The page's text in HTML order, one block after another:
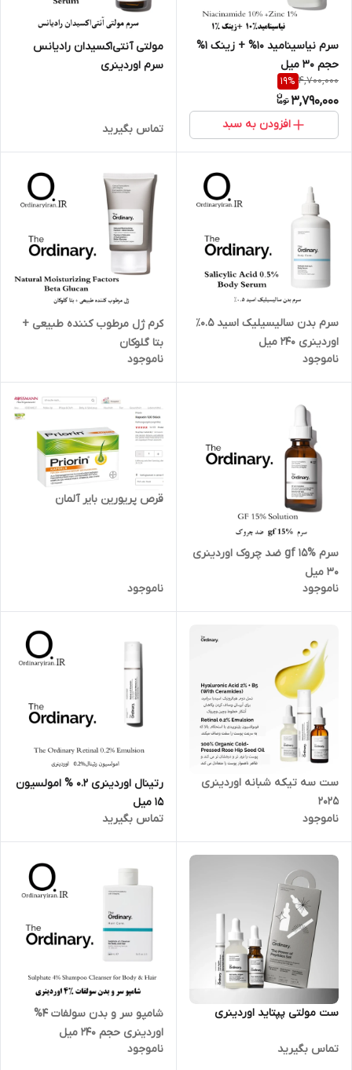
سرم نیاسینامید 10% + زینک 1%
حجم 30 میل
4,700,000
19%
3,790,000
افزودن به سبد
مولتی آنتی‌اکسیدان رادیانس
سرم اوردینری
تماس بگیرید
سرم بدن سالیسیلیک اسید ۰.۵٪
اوردینری 240 میل
ناموجود
کرم ژل مرطوب کننده طبیعی +
بتا گلوکان
ناموجود
سرم gf 15% ضد چروک اوردینری
30 میل
ناموجود
قرص پریورین بایر آلمان
ناموجود
ست سه تیکه شبانه اوردینری
2025
ناموجود
رتینال اوردینری 0.2 % امولسیون
15 میل
تماس بگیرید
ست مولتی پپتاید اوردینری
تماس بگیرید
شامپو سر و بدن سولفات 4%
اوردینری حجم 240 میل
ناموجود